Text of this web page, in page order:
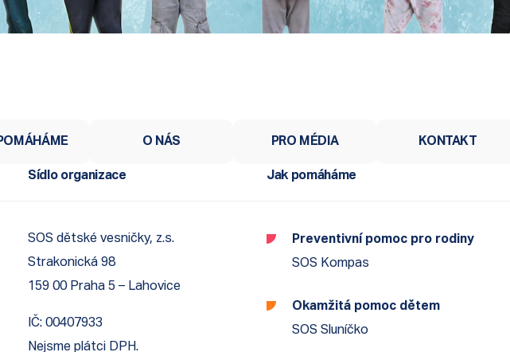
O NÁS PRO MÉDIA KONTAKT
Sídlo organizace
SOS dětské vesničky, z.s.
Strakonická 98
159 00 Praha 5 – Lahovice
IČ: 00407933
Nejsme plátci DPH.
Jak pomáháme
Preventivní pomoc pro rodiny
SOS Kompas
Okamžitá pomoc dětem
SOS Sluníčko